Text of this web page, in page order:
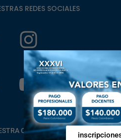
REDES SOCIALES
COMUNIDAD